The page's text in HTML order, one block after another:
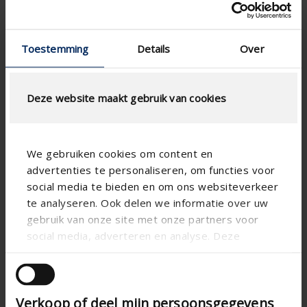
Toestemming Details Over
Deze website maakt gebruik van cookies
We gebruiken cookies om content en
advertenties te personaliseren, om functies voor
social media te bieden en om ons websiteverkeer
te analyseren. Ook delen we informatie over uw
gebruik van onze site met onze partners voor
social media, adverteren en analyse. Deze
andere informatie die u aan ze heeft verstrekt of
die ze hebben verzameld op basis van uw gebruik
van hun services.
Verkoop of deel mijn persoonsgegevens
Type de moustiquaire
CALCUL DU DÉBIT D'AIR
Spécifications techniques
Surface physique libre (%)
50
technical.standaardgaastype
technical.ip_klasse
IP2XD